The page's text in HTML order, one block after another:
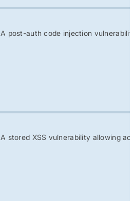
A post-auth code injection
A stored XSS vulnerability allowing